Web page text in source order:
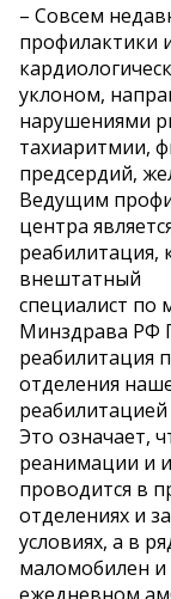
– Совсем
профилактики
уклоном,
нарушениями
тахиаритмии,
предсердий,
Ведущим
центра
реабилитация,
внештатный
специалист по
Минздрава РФ
реабилитация
отделения
Это означает,
реанимации и
проводится в
отделениях и
условиях, а в
маломобилен и